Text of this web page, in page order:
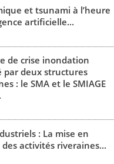
et tsunami à l’heure
artificielle...
de crise inondation
par deux structures
: le SMA et le SMIAGE
: La mise en
activités riveraines...